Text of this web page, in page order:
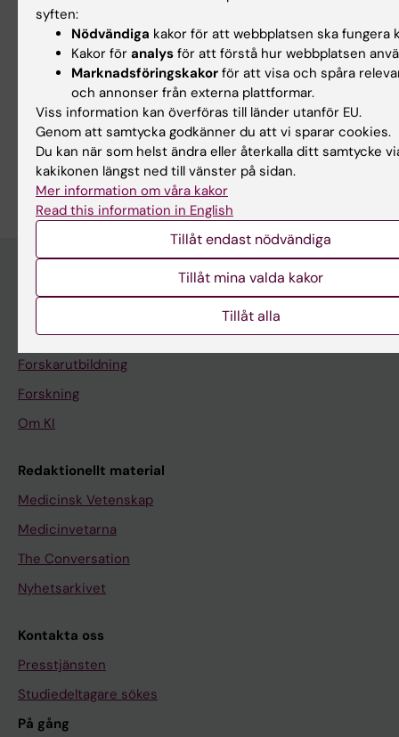
17 sep 2026-17 sep 2026
CBB Drop-in
Centrum för Bioinformatik och
Biostatistik (CBB) erbjuder
drop-in-…
1 okt 2026-1 okt 2026
CBB Drop-in
Centrum för Bioinformatik och
Biostatistik (CBB) erbjuder
drop-in-…
Upptäck KI
Utbildning
Forskarutbildning
Forskning
Om KI
Redaktionellt material
Medicinsk Vetenskap
Medicinvetarna
The Conversation
Nyhetsarkivet
Kontakta oss
Presstjänsten
Studiedeltagare sökes
På gång
syften:
Nödvändiga kakor för att webbplatsen ska fungera
Kakor för analys för att förstå hur webbplatsen
Marknadsföringskakor för att visa och spåra
och annonser från externa plattformar.
Viss information kan överföras till länder utanför EU.
Genom att samtycka godkänner du att vi sparar cookies.
Du kan när som helst ändra eller återkalla ditt samtycke
kakikonen längst ned till vänster på sidan.
Mer information om våra kakor
Read this information in English
Tillåt endast nödvändiga
Tillåt mina valda kakor
Tillåt alla